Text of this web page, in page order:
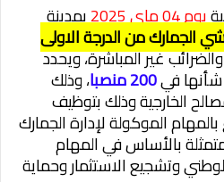
يوم 04 ماي 2025 بمدينة
الجمارك من الدرجة الاولى
غير المباشرة، ويحدد
شأنها في ، وذلك
الخارجية وذلك بتوظيف
الموكولة لإدارة الجمارك
بالأساس في المهام
وتشجيع الاستثمار وحماية